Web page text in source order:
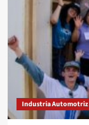
avances
ambientales
en
Puebla
Industria Automotriz